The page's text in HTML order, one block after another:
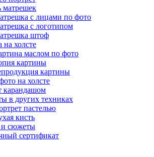
матрешек
с лицами по фото
с логотипом
штоф
на холсте
маслом по фото
картины
картины
на холсте
карандашом
в других техниках
пастелью
кисть
сюжеты
сертификат